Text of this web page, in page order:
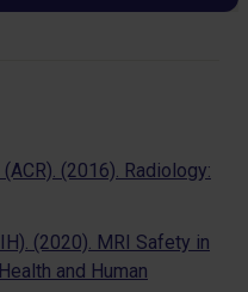
(2016). Radiology:
(2020). MRI Safety in
and Human